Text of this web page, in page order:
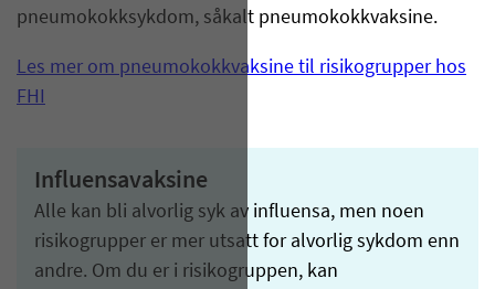
pneumokokksykdom, såkalt pneumokokkvaksine.
Les mer om pneumokokkvaksine til risikogrupper hos
FHI
Influensavaksine
Alle kan bli alvorlig syk av influensa, men noen
risikogrupper er mer utsatt for alvorlig sykdom enn
andre. Om du er i risikogruppen, kan